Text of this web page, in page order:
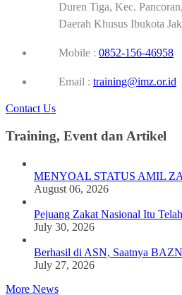
Duren Tiga, Kec.
Daerah Khusus Ibukota
Mobile : 0852-156-46958
Email : training@imz.or.id
Contact Us
Training, Event dan Artikel
MENYOAL STATUS AMIL
August 06, 2026
Pejuang Zakat Nasional Itu
July 30, 2026
Berhasil di ASN, Saatnya
July 27, 2026
More News